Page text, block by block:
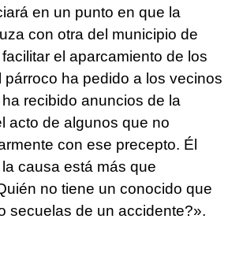
en un punto en que la
con otra del municipio de
el aparcamiento de los
párroco ha pedido a los vecinos
recibido anuncios de la
acto de algunos que no
con ese precepto. Él
causa está más que
no tiene un conocido que
secuelas de un accidente?».